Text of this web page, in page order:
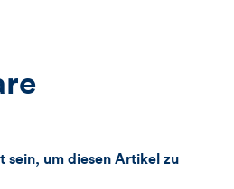
sein, um diesen Artikel zu